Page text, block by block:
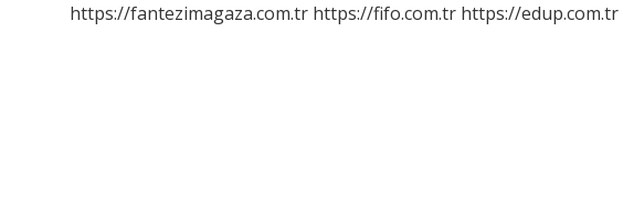
https://fantezimagaza.com.tr https://fifo.com.tr https://edup.com.tr